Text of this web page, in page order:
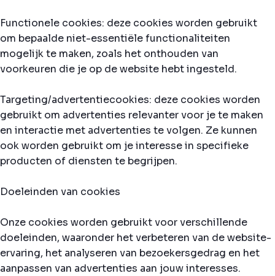
Functionele cookies: deze cookies worden gebruikt
om bepaalde niet-essentiële functionaliteiten
mogelijk te maken, zoals het onthouden van
voorkeuren die je op de website hebt ingesteld.
Targeting/advertentiecookies: deze cookies worden
gebruikt om advertenties relevanter voor je te maken
en interactie met advertenties te volgen. Ze kunnen
ook worden gebruikt om je interesse in specifieke
producten of diensten te begrijpen.
Doeleinden van cookies
Onze cookies worden gebruikt voor verschillende
doeleinden, waaronder het verbeteren van de website-
ervaring, het analyseren van bezoekersgedrag en het
aanpassen van advertenties aan jouw interesses.